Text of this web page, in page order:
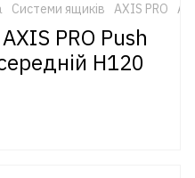
Системи ящиків AXIS PRO
PRO Push
H120